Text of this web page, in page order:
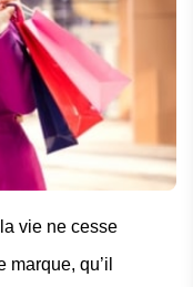
vie ne cesse
marque, qu’il